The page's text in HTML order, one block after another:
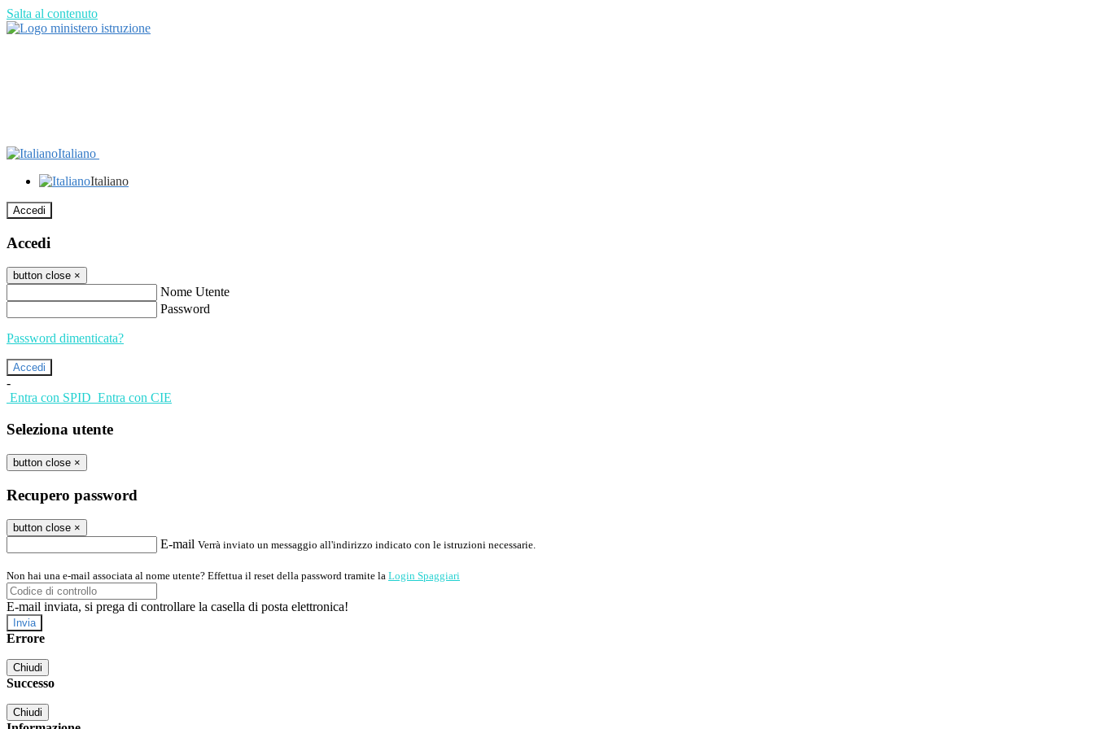
Salta al contenuto
Italiano
Italiano
Accedi
Accedi
button close ×
Nome Utente
Password
Password dimenticata?
-
Entra con SPID Entra con CIE
Seleziona utente
button close ×
Recupero password
button close ×
E-mail Verrà inviato un messaggio all'indirizzo indicato con le istruzioni necessarie.
Non hai una e-mail associata al nome utente? Effettua il reset della password tramite la Login Spaggiari
E-mail inviata, si prega di controllare la casella di posta elettronica!
Errore
Chiudi
Successo
Chiudi